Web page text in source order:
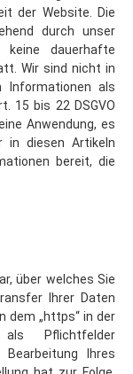
durch unser
dauerhafte
Wir sind nicht in
Informationen als
15 bis 22 DSGVO
Anwendung, es
in diesen Artikeln
bereit, die
Ihrer Daten
dem „https“ in der
Pflichtfelder
Ihres
hat zur Folge,
können. Die